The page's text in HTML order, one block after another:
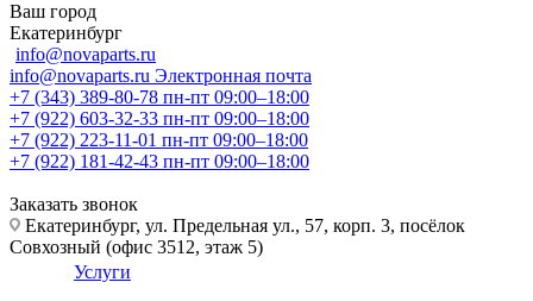
Ваш город
Екатеринбург
info@novaparts.ru
info@novaparts.ru Электронная почта
+7 (343) 389-80-78 пн-пт 09:00–18:00
+7 (922) 603-32-33 пн-пт 09:00–18:00
+7 (922) 223-11-01 пн-пт 09:00–18:00
+7 (922) 181-42-43 пн-пт 09:00–18:00
Заказать звонок
Екатеринбург, ул. Предельная ул., 57, корп. 3, посёлок
Совхозный (офис 3512, этаж 5)
Услуги